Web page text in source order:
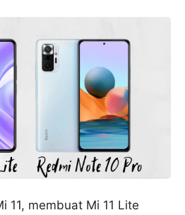
11, membuat Mi 11 Lite